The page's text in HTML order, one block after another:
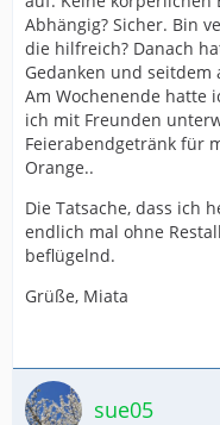
Abhängig? Sicher. Bin
die hilfreich? Danach
Gedanken und seitdem
Am Wochenende hatte
ich mit Freunden
Feierabendgetränk für
Orange..
Die Tatsache, dass ich
endlich mal ohne
beflügelnd.
Grüße, Miata
sue05